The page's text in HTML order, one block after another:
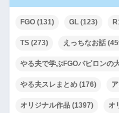
５００円P
剣と魔法
FGO (131) GL (123)
TS (273) えっちなお話
やる夫で学ぶFGOバビロンの
やる夫スレまとめ (176)
オリジナル作品 (1397) オ